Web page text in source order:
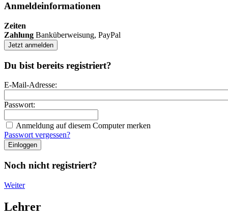
Anmeldeinformationen
Zeiten
Zahlung Banküberweisung, PayPal
Jetzt anmelden
Du bist bereits registriert?
E-Mail-Adresse:
Passwort:
Anmeldung auf diesem Computer merken
Passwort vergessen?
Noch nicht registriert?
Weiter
Lehrer